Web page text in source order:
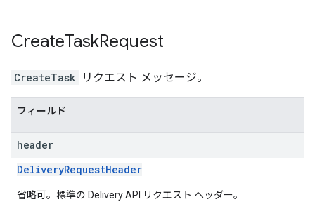
CreateTaskRequest
CreateTask リクエスト メッセージ。
フィールド
header
DeliveryRequestHeader
省略可。標準の Delivery API リクエスト ヘッダー。